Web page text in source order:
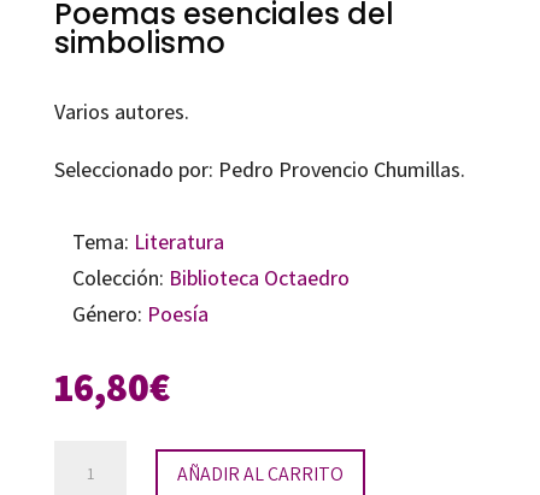
Poemas esenciales del
simbolismo
Varios autores.
Seleccionado por: Pedro Provencio Chumillas.
Tema: Literatura
Colección: Biblioteca Octaedro
Género: Poesía
16,80€
AÑADIR AL CARRITO